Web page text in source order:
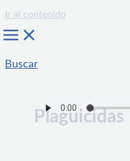
Ir al contenido
Buscar
Plaguicidas